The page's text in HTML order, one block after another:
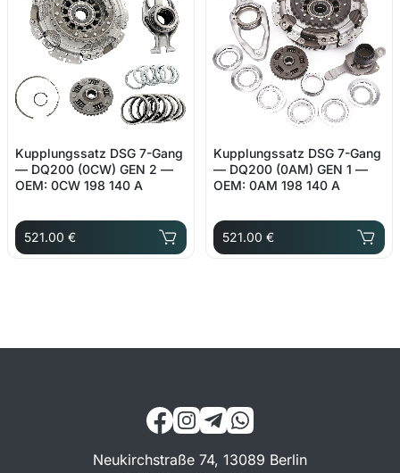
Kupplungssatz DSG 7-Gang
— DQ200 (0CW) GEN 2 —
OEM: 0CW 198 140 A
521.00 €
Kupplungssatz DSG 7-Gang
— DQ200 (0AM) GEN 1 —
OEM: 0AM 198 140 A
521.00 €
Neukirchstraße 74, 13089 Berlin